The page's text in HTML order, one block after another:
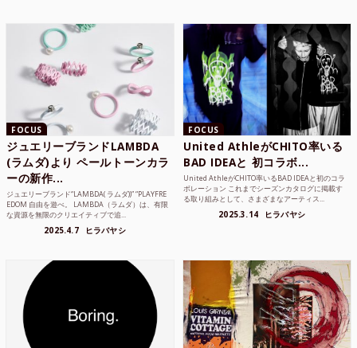
FOCUS
ジュエリーブランドLAMBDA
(ラムダ)より ペールトーンカラ
ーの新作...
ジュエリーブランド“LAMBDA( ラムダ))” “PLAYFRE
EDOM 自由を遊べ。 LAMBDA（ラムダ）は、有限
な資源を無限のクリエイティブで追...
2025.4.7 ヒラバヤシ
FOCUS
United AthleがCHITO率いる
BAD IDEAと 初コラボ...
United AthleがCHITO率いるBAD IDEAと初のコラ
ボレーション これまでシーズンカタログに掲載す
る取り組みとして、さまざまなアーティス...
2025.3.14 ヒラバヤシ